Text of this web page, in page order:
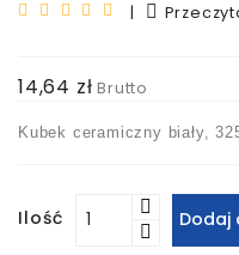
Sportowa
|
14,64 zł Brutto
Kubek ceramiczny biały,
Ilość Dodaj